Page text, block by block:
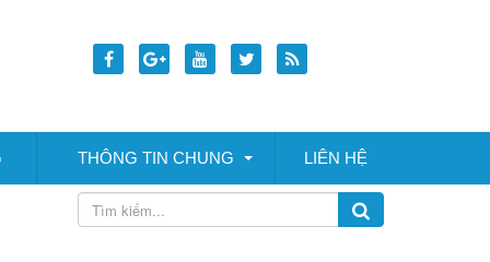
THÔNG TIN CHUNG LIÊN HỆ